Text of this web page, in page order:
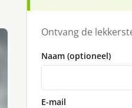
Ontvang de
Naam (optioneel)
E-mail